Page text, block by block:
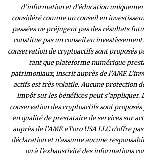
d’information et d’éducation
considéré comme un conseil en
passées ne préjugent pas des résultats
constitue pas un conseil en
conservation de cryptoactifs sont proposés
tant que plateforme numérique
patrimoniaux, inscrit auprès de l’AMF.
actifs est très volatile. Aucune protection
impôt sur les bénéfices peut s’appliquer.
conservation des cryptoactifs sont
en qualité de prestataire de services sur
auprès de l’AMF. eToro USA LLC n’offre
déclaration et n’assume aucune
ou à l’exhaustivité des informations